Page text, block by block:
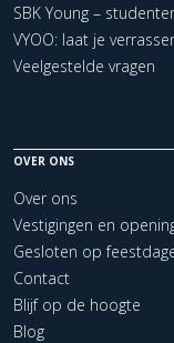
SBK Young –
VYOO: laat je
Veelgestelde vragen
OVER ONS
Over ons
Vestigingen en
Gesloten op
Contact
Blijf op de hoogte
Blog